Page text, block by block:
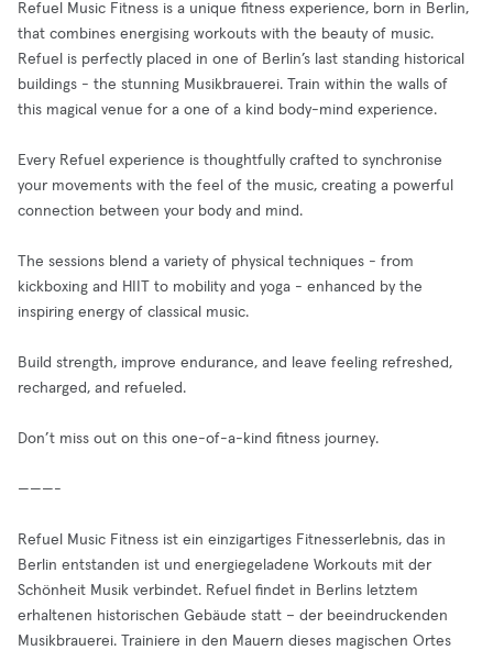
Refuel Music Fitness is a unique fitness experience, born in Berlin,
that combines energising workouts with the beauty of music.
Refuel is perfectly placed in one of Berlin’s last standing historical
buildings - the stunning Musikbrauerei. Train within the walls of
this magical venue for a one of a kind body-mind experience.
Every Refuel experience is thoughtfully crafted to synchronise
your movements with the feel of the music, creating a powerful
connection between your body and mind.
The sessions blend a variety of physical techniques - from
kickboxing and HIIT to mobility and yoga - enhanced by the
inspiring energy of classical music.
Build strength, improve endurance, and leave feeling refreshed,
recharged, and refueled.
Don’t miss out on this one-of-a-kind fitness journey.
———-
Refuel Music Fitness ist ein einzigartiges Fitnesserlebnis, das in
Berlin entstanden ist und energiegeladene Workouts mit der
Schönheit Musik verbindet. Refuel findet in Berlins letztem
erhaltenen historischen Gebäude statt – der beeindruckenden
Musikbrauerei. Trainiere in den Mauern dieses magischen Ortes